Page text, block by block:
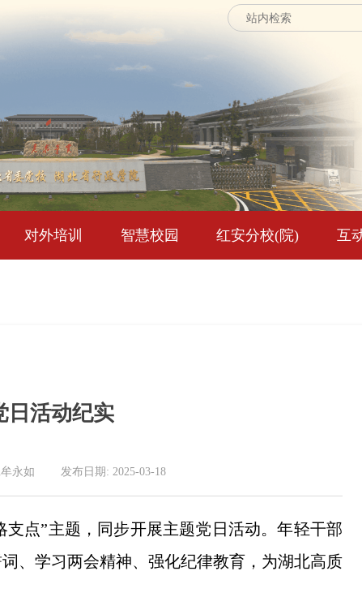
对外培训 智慧校园 红安分校(院) 互
活动纪实
牟永如 发布日期: 2025-03-18
点”主题，同步开展主题党日活动。年轻干部
、学习两会精神、强化纪律教育，为湖北高质